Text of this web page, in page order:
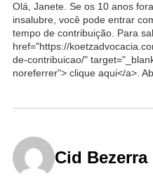
Olá, Janete. Se os 10 anos
insalubre, você pode entrar
tempo de contribuição. Para
href="https://
de-contribuicao/"
noreferrer"> clique aqui</a>.
Cid Bezerra